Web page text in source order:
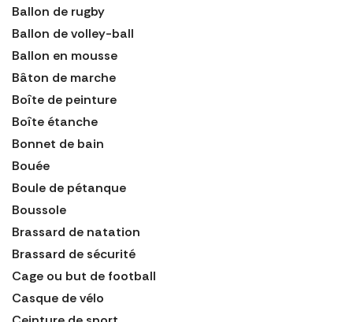
Ballon de rugby
Ballon de volley-ball
Ballon en mousse
Bâton de marche
Boîte de peinture
Boîte étanche
Bonnet de bain
Bouée
Boule de pétanque
Boussole
Brassard de natation
Brassard de sécurité
Cage ou but de football
Casque de vélo